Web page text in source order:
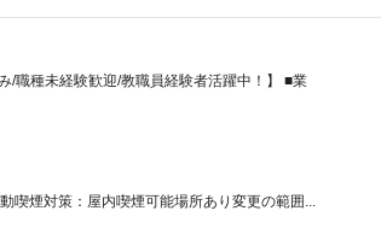
/職種未経験歓迎/教職員経験者活躍中！】 ■業
喫煙対策：屋内喫煙可能場所あり変更の範囲...